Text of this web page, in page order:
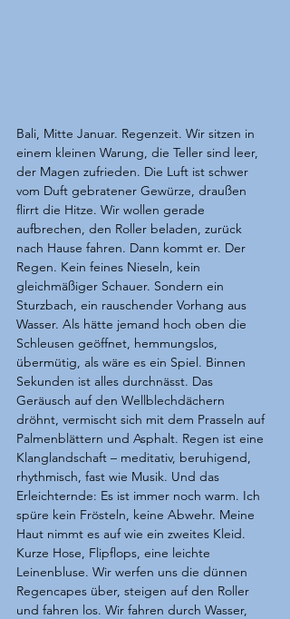
Bali, Mitte Januar. Regenzeit. Wir sitzen in
einem kleinen Warung, die Teller sind leer,
der Magen zufrieden. Die Luft ist schwer
vom Duft gebratener Gewürze, draußen
flirrt die Hitze. Wir wollen gerade
aufbrechen, den Roller beladen, zurück
nach Hause fahren. Dann kommt er. Der
Regen. Kein feines Nieseln, kein
gleichmäßiger Schauer. Sondern ein
Sturzbach, ein rauschender Vorhang aus
Wasser. Als hätte jemand hoch oben die
Schleusen geöffnet, hemmungslos,
übermütig, als wäre es ein Spiel. Binnen
Sekunden ist alles durchnässt. Das
Geräusch auf den Wellblechdächern
dröhnt, vermischt sich mit dem Prasseln auf
Palmenblättern und Asphalt. Regen ist eine
Klanglandschaft – meditativ, beruhigend,
rhythmisch, fast wie Musik. Und das
Erleichternde: Es ist immer noch warm. Ich
spüre kein Frösteln, keine Abwehr. Meine
Haut nimmt es auf wie ein zweites Kleid.
Kurze Hose, Flipflops, eine leichte
Leinenbluse. Wir werfen uns die dünnen
Regencapes über, steigen auf den Roller
und fahren los. Wir fahren durch Wasser,